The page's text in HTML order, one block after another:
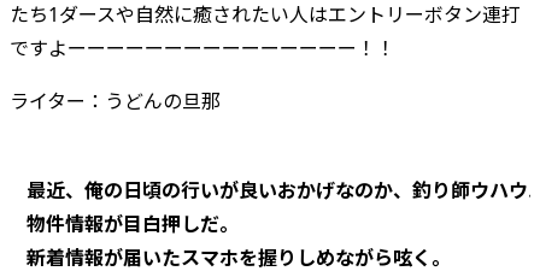
たち1ダースや自然に癒されたい人はエントリーボタン連打
ですよーーーーーーーーーーーーーーー！！
ライター：うどんの旦那
最近、俺の日頃の行いが良いおかげなのか、釣り師ウハウ
物件情報が目白押しだ。
新着情報が届いたスマホを握りしめながら呟く。